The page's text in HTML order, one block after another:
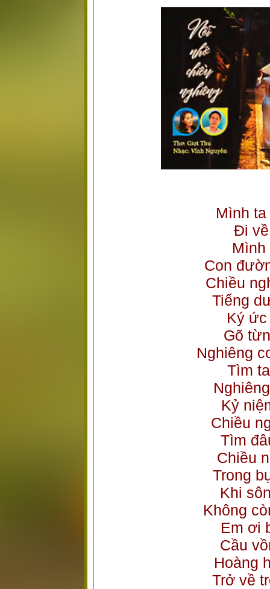
Mình
Đi
Con
Chiều
Tiếng
Ký
Gõ
Nghiêng
Tìm
Kỷ
Chiều
Tìm
Chiều
Trong
Khi
Không
Em ơi
Cầu
Hoàng
Trở về